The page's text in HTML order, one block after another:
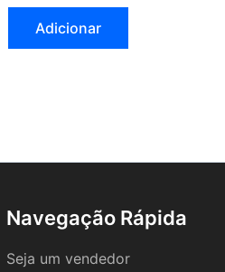
Adicionar
Navegação Rápida
Seja um vendedor